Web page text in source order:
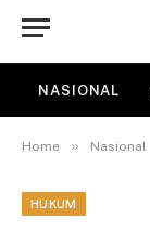
NASIONAL
Home » Nasional
HUKUM